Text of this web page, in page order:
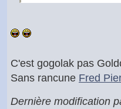
C'est gogolak pas
Sans rancune Fred
Dernière modification